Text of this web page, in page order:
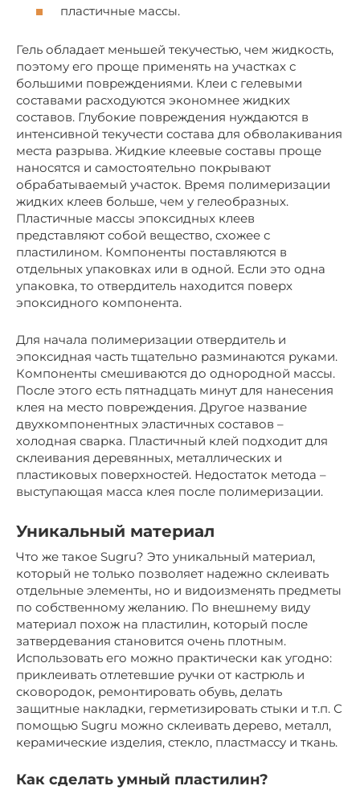
пластичные массы.
Гель обладает меньшей текучестью, чем жидкость,
поэтому его проще применять на участках с
большими повреждениями. Клеи с гелевыми
составами расходуются экономнее жидких
составов. Глубокие повреждения нуждаются в
интенсивной текучести состава для обволакивания
места разрыва. Жидкие клеевые составы проще
наносятся и самостоятельно покрывают
обрабатываемый участок. Время полимеризации
жидких клеев больше, чем у гелеобразных.
Пластичные массы эпоксидных клеев
представляют собой вещество, схожее с
пластилином. Компоненты поставляются в
отдельных упаковках или в одной. Если это одна
упаковка, то отвердитель находится поверх
эпоксидного компонента.
Для начала полимеризации отвердитель и
эпоксидная часть тщательно разминаются руками.
Компоненты смешиваются до однородной массы.
После этого есть пятнадцать минут для нанесения
клея на место повреждения. Другое название
двухкомпонентных эластичных составов –
холодная сварка. Пластичный клей подходит для
склеивания деревянных, металлических и
пластиковых поверхностей. Недостаток метода –
выступающая масса клея после полимеризации.
Уникальный материал
Что же такое Sugru? Это уникальный материал,
который не только позволяет надежно склеивать
отдельные элементы, но и видоизменять предметы
по собственному желанию. По внешнему виду
материал похож на пластилин, который после
затвердевания становится очень плотным.
Использовать его можно практически как угодно:
приклеивать отлетевшие ручки от кастрюль и
сковородок, ремонтировать обувь, делать
защитные накладки, герметизировать стыки и т.п. С
помощью Sugru можно склеивать дерево, металл,
керамические изделия, стекло, пластмассу и ткань.
Как сделать умный пластилин?